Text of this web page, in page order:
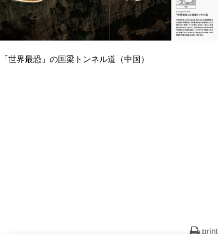
「世界最恐」の国梁トンネル道（中国）
print